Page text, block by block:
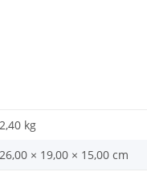
2,40 kg
26,00 × 19,00 × 15,00 cm